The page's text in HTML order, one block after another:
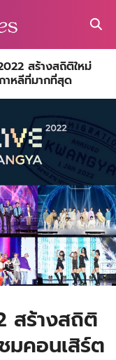
สร้างสถิติใหม่
าหลีที่มากที่สุด
สร้างสถิติ
มคอนเสิร์ต